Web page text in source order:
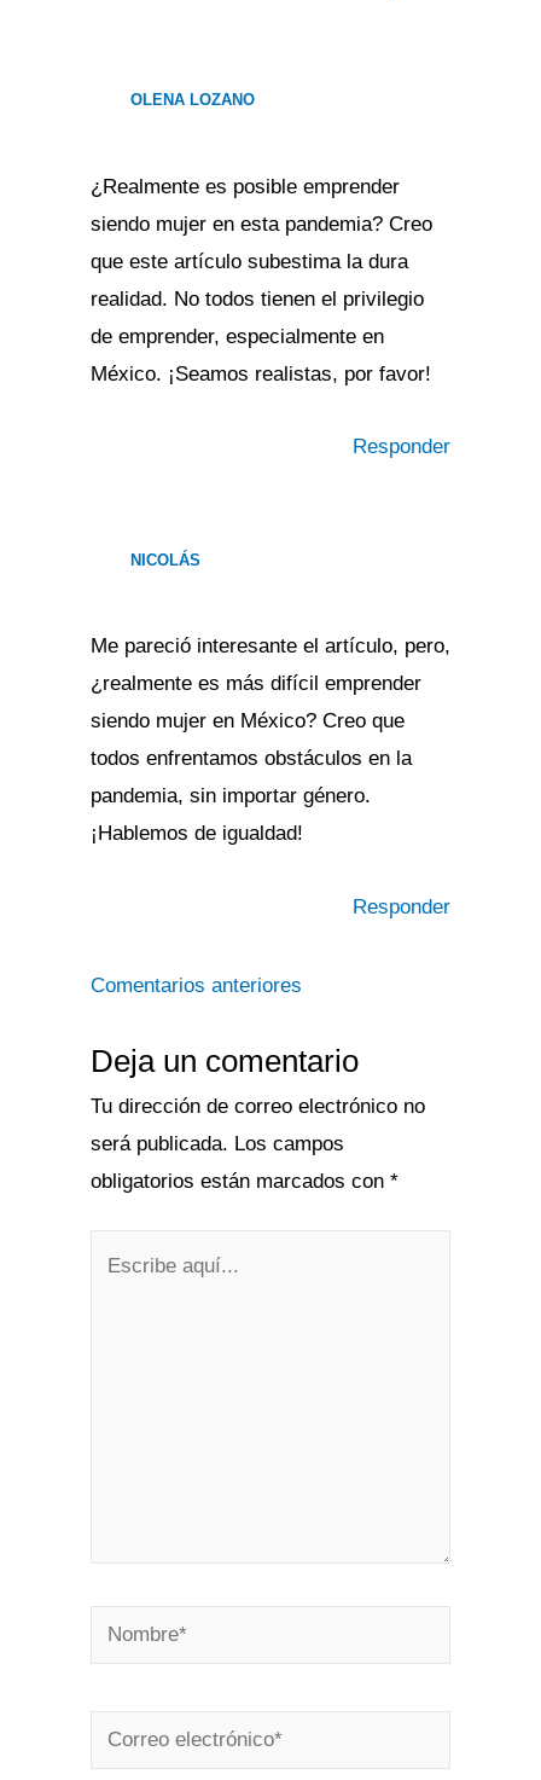
OLENA LOZANO
¿Realmente es posible emprender
siendo mujer en esta pandemia? Creo
que este artículo subestima la dura
realidad. No todos tienen el privilegio
de emprender, especialmente en
México. ¡Seamos realistas, por favor!
Responder
NICOLÁS
Me pareció interesante el artículo, pero,
¿realmente es más difícil emprender
siendo mujer en México? Creo que
todos enfrentamos obstáculos en la
pandemia, sin importar género.
¡Hablemos de igualdad!
Responder
Comentarios anteriores
Deja un comentario
Tu dirección de correo electrónico no
será publicada. Los campos
obligatorios están marcados con *
Nombre*
Correo
electrónico*